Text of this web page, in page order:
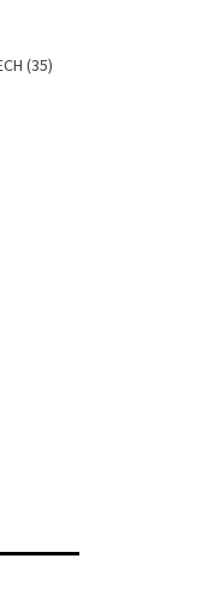
(35)